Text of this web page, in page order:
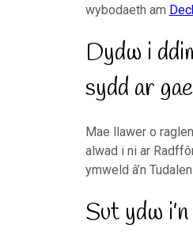
wybodaeth am
Dydw i
sydd ar
Mae llawer o
alwad i ni ar
ymweld â’n
Sut ydw